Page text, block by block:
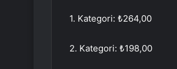
1. Kategori: ₺264,00
2. Kategori: ₺198,00